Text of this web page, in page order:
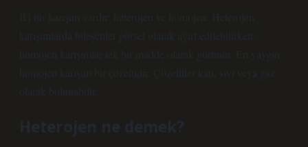
İki tür karışım vardır: heterojen ve homojen. Heterojen
karışımlarda bileşenler görsel olarak ayırt edilebilirken,
homojen karışımlar tek bir madde olarak görünür. En yaygın
homojen karışım bir çözeltidir. Çözeltiler katı, sıvı veya gaz
olarak bulunabilir.
Heterojen ne demek?